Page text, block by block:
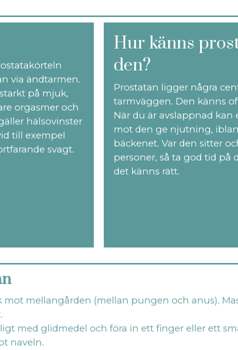
via ändtarmen.
på mjuk,
orgasmer och
hälsovinster
till exempel
svagt.
Hur känns
den?
Prostatan ligger några
tarmväggen. Den känns
När du är avslappnad
mot den ge njutning,
bäckenet. Var den sitter
personer, så ta god tid på
det känns rätt.
mellangården (mellan pungen och anus).
med glidmedel och föra in ett finger eller ett
naveln.